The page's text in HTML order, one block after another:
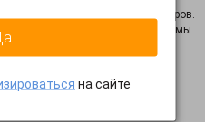
неточности в работе фильтров.
факте: нажмите на
, и мы
Спасибо
на сайте